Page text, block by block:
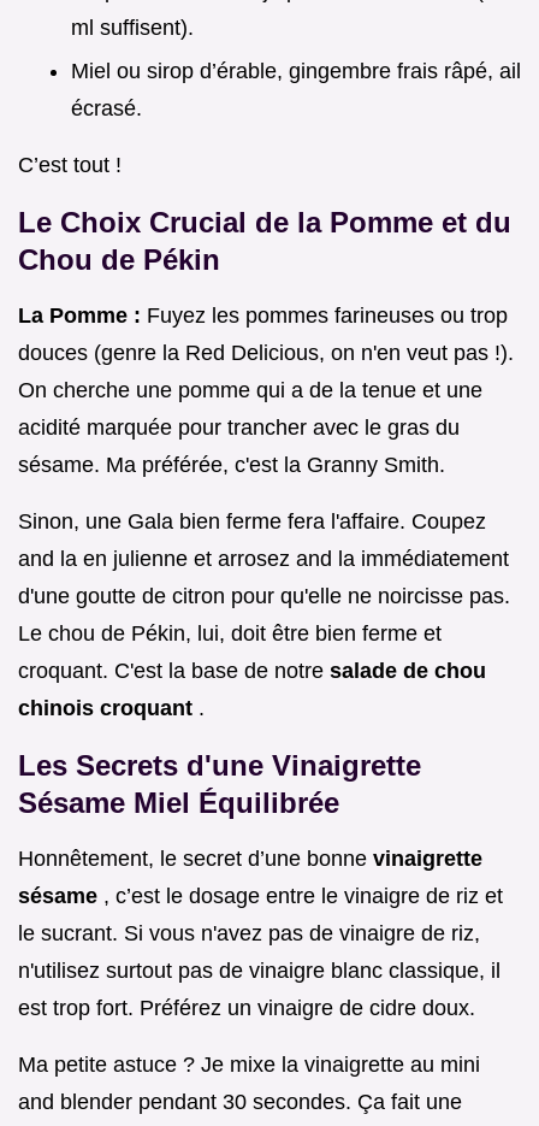
ml suffisent).
Miel ou sirop d’érable, gingembre frais râpé, ail
écrasé.
C’est tout !
Le Choix Crucial de la Pomme et du
Chou de Pékin
La Pomme : Fuyez les pommes farineuses ou trop
douces (genre la Red Delicious, on n'en veut pas !).
On cherche une pomme qui a de la tenue et une
acidité marquée pour trancher avec le gras du
sésame. Ma préférée, c'est la Granny Smith.
Sinon, une Gala bien ferme fera l'affaire. Coupez
and la en julienne et arrosez and la immédiatement
d'une goutte de citron pour qu'elle ne noircisse pas.
Le chou de Pékin, lui, doit être bien ferme et
croquant. C'est la base de notre salade de chou
chinois croquant .
Les Secrets d'une Vinaigrette
Sésame Miel Équilibrée
Honnêtement, le secret d’une bonne vinaigrette
sésame , c’est le dosage entre le vinaigre de riz et
le sucrant. Si vous n'avez pas de vinaigre de riz,
n'utilisez surtout pas de vinaigre blanc classique, il
est trop fort. Préférez un vinaigre de cidre doux.
Ma petite astuce ? Je mixe la vinaigrette au mini
and blender pendant 30 secondes. Ça fait une